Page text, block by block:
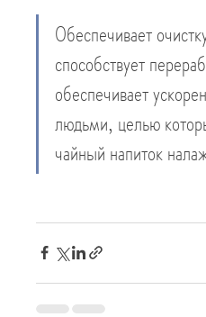
Обеспечивает
способствует
обеспечивает
людьми, целью
чайный напиток